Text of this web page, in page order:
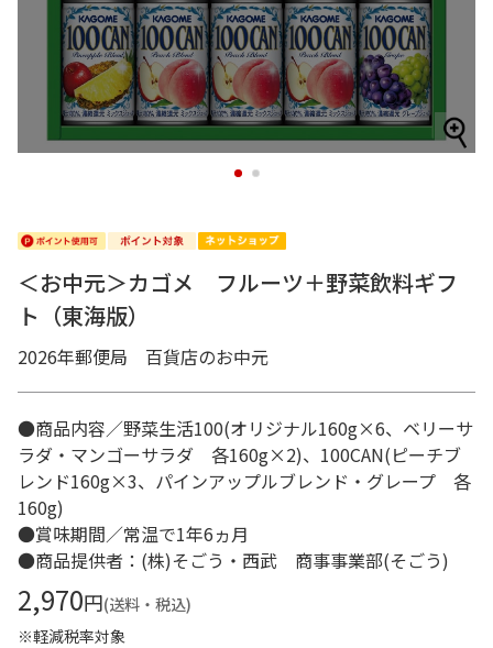
1 2
＜お中元＞カゴメ フルーツ＋野菜飲料ギフ
ト（東海版）
2026年郵便局 百貨店のお中元
●商品内容／野菜生活100(オリジナル160g×6、ベリーサ
ラダ・マンゴーサラダ 各160g×2)、100CAN(ピーチブ
レンド160g×3、パインアップルブレンド・グレープ 各
160g)
●賞味期間／常温で1年6ヵ月
●商品提供者：(株)そごう・西武 商事事業部(そごう)
2,970円(送料・税込)
※軽減税率対象